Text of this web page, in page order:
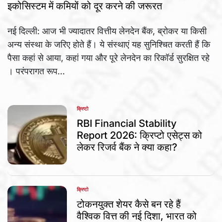
इकोसिस्टम में कमियों को दूर करने की जरूरत
नई दिल्ली: आज भी ज्यादातर वित्तीय लेनदेन बैंक, ब्रोकर या किसी
अन्य संस्था के जरिए होते हैं। ये संस्थाएं यह सुनिश्चित करती हैं कि
पैसा कहां से आया, कहां गया और पूरे लेनदेन का रिकॉर्ड सुरक्षित रहे
। परंपरागत रूप...
POSTED
IN
क्रिप्टो
RBI Financial Stability
Report 2026: क्रिप्टो एसेट्स को
लेकर रिजर्व बैंक ने क्या कहा?
POSTED
IN
क्रिप्टो
टोकनयुक्त शेयर कैसे बन रहे हैं
वैश्विक वित्त की नई दिशा, भारत को